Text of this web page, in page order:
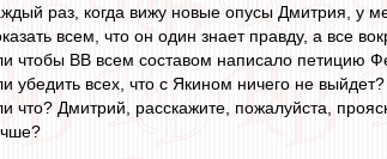
раз, когда вижу новые опусы Дмитрия, у
всем, что он один знает правду, а все
чтобы ВВ всем составом написало петицию
убедить всех, что с Якином ничего не выйдет?
что? Дмитрий, расскажите, пожалуйста,